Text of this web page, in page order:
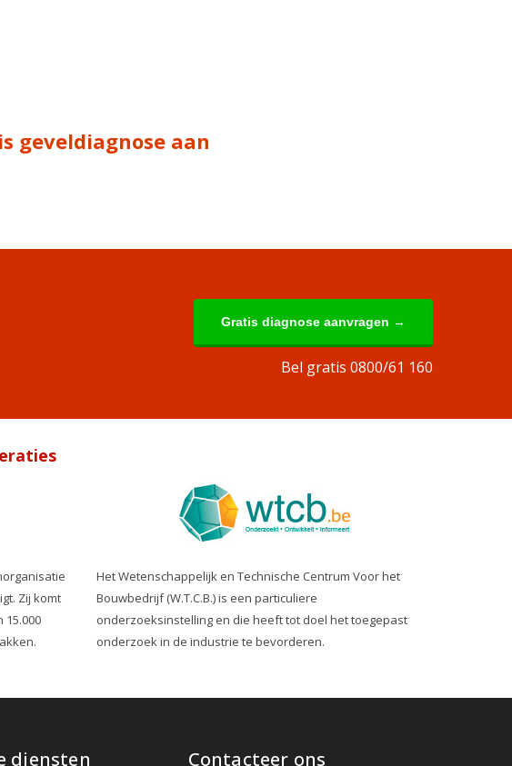
geveldiagnose aan
Gratis diagnose aanvragen →
Bel gratis 0800/61 160
Zij komt
Het Wetenschappelijk en Technische Centrum Voor het
Bouwbedrijf (W.T.C.B.) is een particuliere
onderzoeksinstelling en die heeft tot doel het toegepast
onderzoek in de industrie te bevorderen.
diensten Contacteer ons